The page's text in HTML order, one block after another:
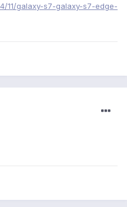
11/galaxy-s7-galaxy-s7-edge-